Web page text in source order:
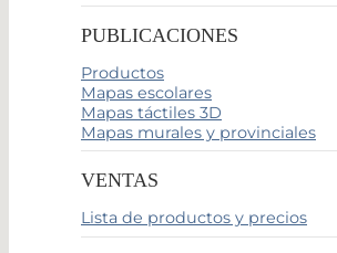
PUBLICACIONES
Productos
Mapas escolares
Mapas táctiles 3D
Mapas murales y provinciales
VENTAS
Lista de productos y precios